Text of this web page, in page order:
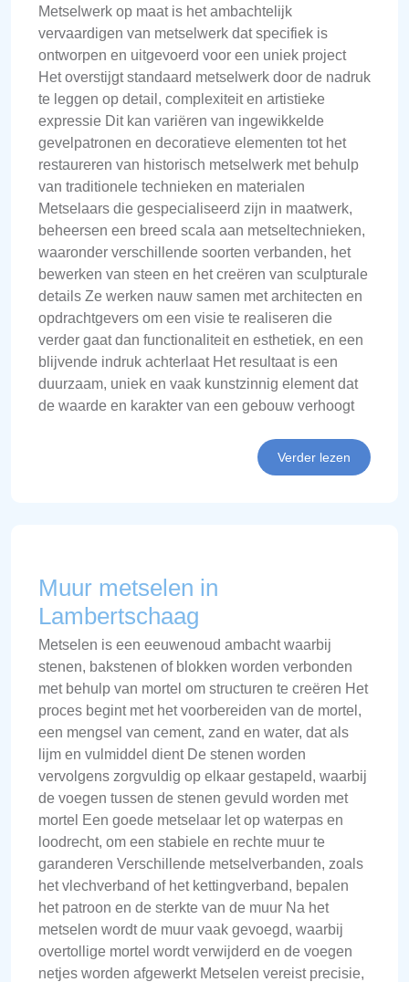
Metselwerk op maat is het ambachtelijk
vervaardigen van metselwerk dat specifiek is
ontworpen en uitgevoerd voor een uniek project
Het overstijgt standaard metselwerk door de nadruk
te leggen op detail, complexiteit en artistieke
expressie Dit kan variëren van ingewikkelde
gevelpatronen en decoratieve elementen tot het
restaureren van historisch metselwerk met behulp
van traditionele technieken en materialen
Metselaars die gespecialiseerd zijn in maatwerk,
beheersen een breed scala aan metseltechnieken,
waaronder verschillende soorten verbanden, het
bewerken van steen en het creëren van sculpturale
details Ze werken nauw samen met architecten en
opdrachtgevers om een visie te realiseren die
verder gaat dan functionaliteit en esthetiek, en een
blijvende indruk achterlaat Het resultaat is een
duurzaam, uniek en vaak kunstzinnig element dat
de waarde en karakter van een gebouw verhoogt
Verder lezen
Muur metselen in
Lambertschaag
Metselen is een eeuwenoud ambacht waarbij
stenen, bakstenen of blokken worden verbonden
met behulp van mortel om structuren te creëren Het
proces begint met het voorbereiden van de mortel,
een mengsel van cement, zand en water, dat als
lijm en vulmiddel dient De stenen worden
vervolgens zorgvuldig op elkaar gestapeld, waarbij
de voegen tussen de stenen gevuld worden met
mortel Een goede metselaar let op waterpas en
loodrecht, om een stabiele en rechte muur te
garanderen Verschillende metselverbanden, zoals
het vlechverband of het kettingverband, bepalen
het patroon en de sterkte van de muur Na het
metselen wordt de muur vaak gevoegd, waarbij
overtollige mortel wordt verwijderd en de voegen
netjes worden afgewerkt Metselen vereist precisie,